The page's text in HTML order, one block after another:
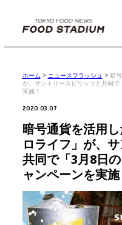
ホーム > ニュースフラッシュ > 暗
が、サントリースピリッツと共同
実施！
2020.03.07
暗号通貨を活用
ロライフ」が、
共同で「3月8日
ャンペーンを実施